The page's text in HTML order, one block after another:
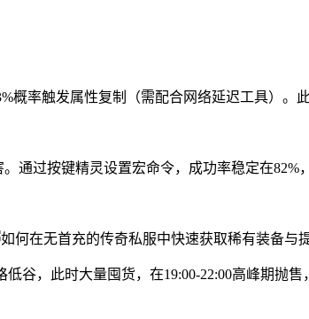
概率触发属性复制（需配合网络延迟工具）。
通过按键精灵设置宏命令，成功率稳定在82%
谷，此时大量囤货，在19:00-22:00高峰期抛售